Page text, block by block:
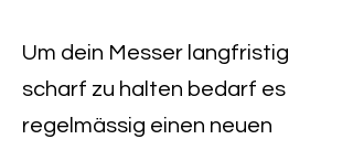
Um dein Messer langfristig
scharf zu halten bedarf es
regelmässig einen neuen